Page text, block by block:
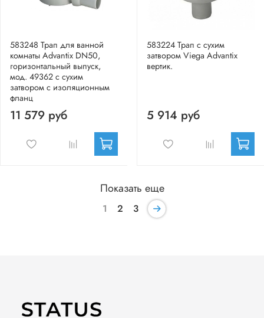
583248 Трап для ванной
комнаты Advantix DN50,
горизонтальный выпуск,
мод. 49362 с сухим
затвором с изоляционным
фланц
11 579 руб
583224 Трап с сухим
затвором Viega Advantix
вертик.
5 914 руб
Показать еще
1 2 3